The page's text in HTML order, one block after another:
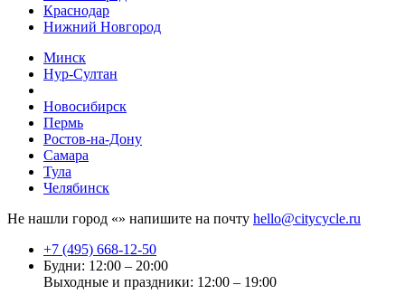
Краснодар
Нижний Новгород
Минск
Нур-Султан
Новосибирск
Пермь
Ростов-на-Дону
Самара
Тула
Челябинск
Не нашли город «» напишите на почту hello@citycycle.ru
+7 (495) 668-12-50
Будни: 12:00 – 20:00
Выходные и праздники: 12:00 – 19:00